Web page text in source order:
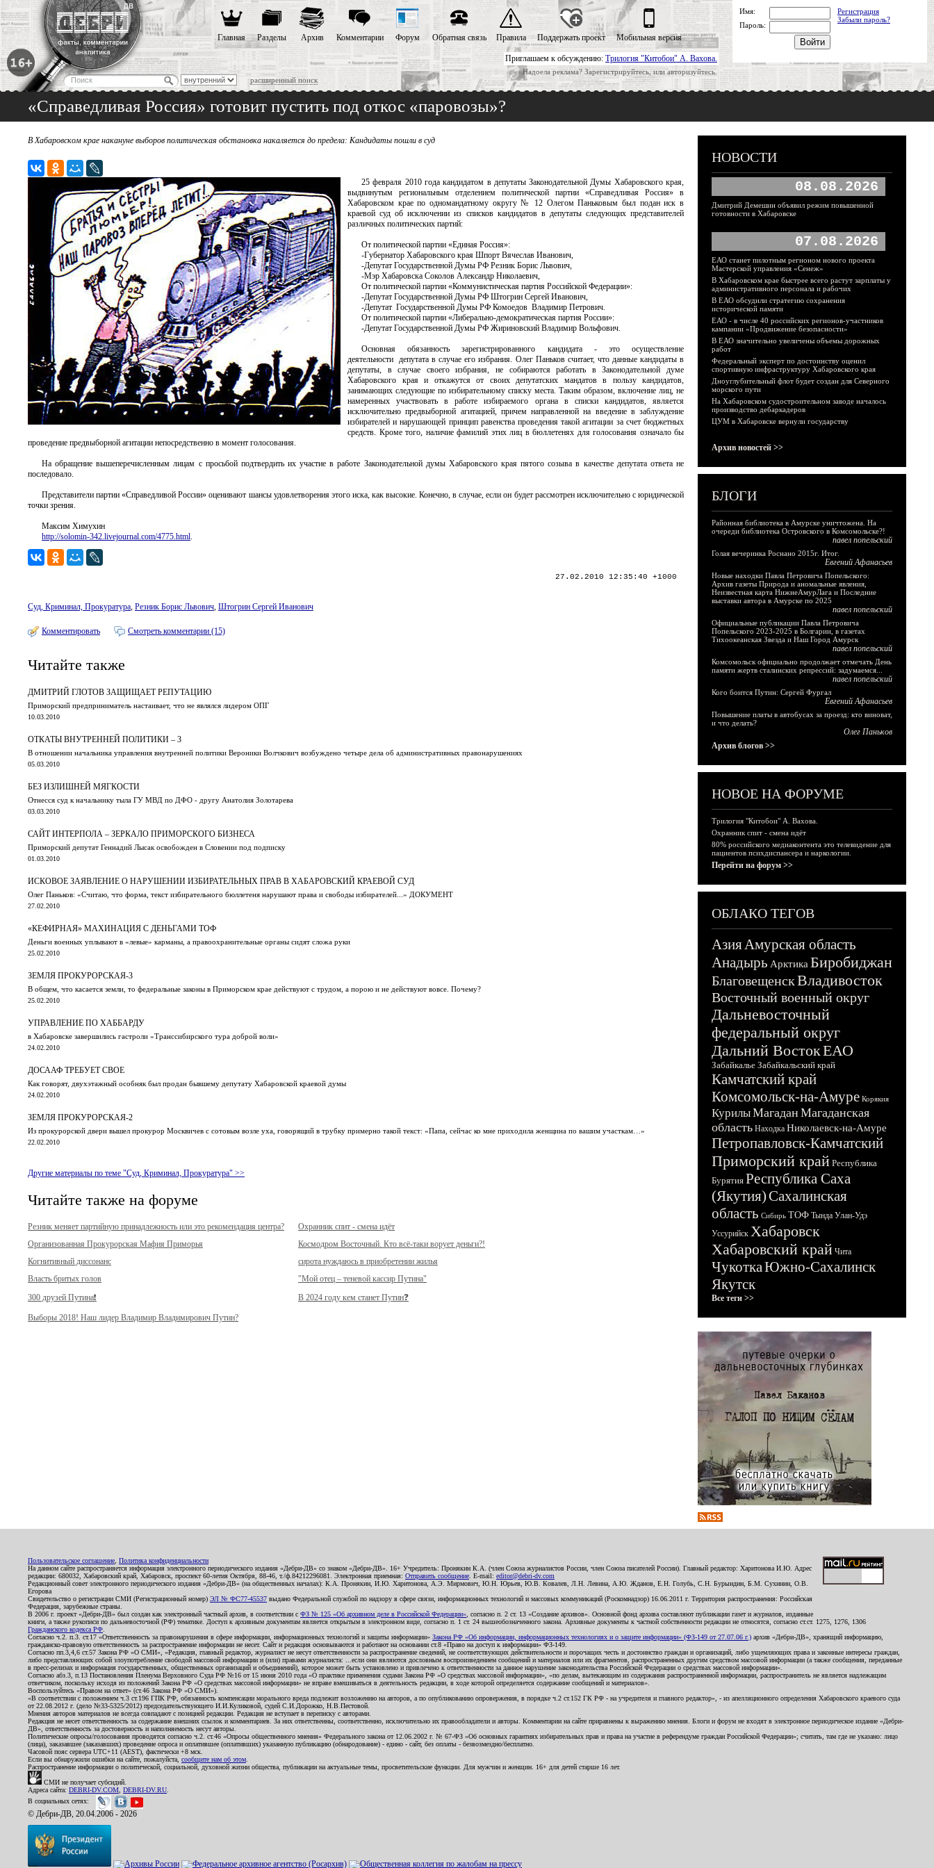
Приглашаем к обсуждению: Трилогия "Китобои" А. Вахова.
Надоела реклама? Зарегистрируйтесь, или авторизуйтесь.
расширенный поиск
Главная Разделы Архив Комментарии Форум Обратная связь Правила Поддержать проект Мобильная версия
Имя:
Регистрация
Забыли пароль?
Пароль:
«Справедливая Россия» готовит пустить под откос «паровозы»?
В Хабаровском крае накануне выборов политическая обстановка накаляется до предела: Кандидаты пошли в суд
25 февраля 2010 года кандидатом в депутаты Законодательной Думы Хабаровского края,
выдвинутым региональным отделением политической партии «Справедливая Россия» в
Хабаровском крае по одномандатному округу № 12 Олегом Паньковым был подан иск в
краевой суд об исключении из списков кандидатов в депутаты следующих представителей
различных политических партий:
От политической партии «Единая Россия»:
-Губернатор Хабаровского края Шпорт Вячеслав Иванович,
-Депутат Государственной Думы РФ Резник Борис Львович,
-Мэр Хабаровска Соколов Александр Николаевич,
От политической партии «Коммунистическая партия Российской Федерации»:
-Депутат Государственной Думы РФ Штогрин Сергей Иванович,
-Депутат Государственной Думы РФ Комоедов Владимир Петрович.
От политической партии «Либерально-демократическая партия России»:
-Депутат Государственной Думы РФ Жириновский Владимир Вольфович.
Основная обязанность зарегистрированного кандидата - это осуществление
деятельности депутата в случае его избрания. Олег Паньков считает, что данные кандидаты в
депутаты, в случае своего избрания, не собираются работать в Законодательной думе
Хабаровского края и откажутся от своих депутатских мандатов в пользу кандидатов,
занимающих следующие по избирательному списку места. Таким образом, включение лиц, не
намеренных участвовать в работе избираемого органа в списки кандидатов, является
исключительно предвыборной агитацией, причем направленной на введение в заблуждение
избирателей и нарушающей принцип равенства проведения такой агитации за счет бюджетных
средств. Кроме того, наличие фамилий этих лиц в бюллетенях для голосования означало бы
проведение предвыборной агитации непосредственно в момент голосования.
На обращение вышеперечисленным лицам с просьбой подтвердить их участие в работе Законодательной думы Хабаровского края пятого созыва в качестве депутата ответа не
последовало.
Представители партии «Справедливой России» оценивают шансы удовлетворения этого иска, как высокие. Конечно, в случае, если он будет рассмотрен исключительно с юридической
точки зрения.
Максим Химухин
http://solomin-342.livejournal.com/4775.html.
27.02.2010 12:35:40 +1000
Суд, Криминал, Прокуратура, Резник Борис Львович, Штогрин Сергей Иванович
Комментировать Смотреть комментарии (15)
Читайте также
ДМИТРИЙ ГЛОТОВ ЗАЩИЩАЕТ РЕПУТАЦИЮ
Приморский предприниматель настаивает, что не являлся лидером ОПГ
10.03.2010
ОТКАТЫ ВНУТРЕННЕЙ ПОЛИТИКИ – 3
В отношении начальника управления внутренней политики Вероники Волчкович возбуждено четыре дела об административных правонарушениях
05.03.2010
БЕЗ ИЗЛИШНЕЙ МЯГКОСТИ
Отнесся суд к начальнику тыла ГУ МВД по ДФО - другу Анатолия Золотарева
03.03.2010
САЙТ ИНТЕРПОЛА – ЗЕРКАЛО ПРИМОРСКОГО БИЗНЕСА
Приморский депутат Геннадий Лысак освобожден в Словении под подписку
01.03.2010
ИСКОВОЕ ЗАЯВЛЕНИЕ О НАРУШЕНИИ ИЗБИРАТЕЛЬНЫХ ПРАВ В ХАБАРОВСКИЙ КРАЕВОЙ СУД
Олег Паньков: «Считаю, что форма, текст избирательного бюллетеня нарушают права и свободы избирателей...» ДОКУМЕНТ
27.02.2010
«КЕФИРНАЯ» МАХИНАЦИЯ С ДЕНЬГАМИ ТОФ
Деньги военных уплывают в «левые» карманы, а правоохранительные органы сидят сложа руки
25.02.2010
ЗЕМЛЯ ПРОКУРОРСКАЯ-3
В общем, что касается земли, то федеральные законы в Приморском крае действуют с трудом, а порою и не действуют вовсе. Почему?
25.02.2010
УПРАВЛЕНИЕ ПО ХАББАРДУ
в Хабаровске завершились гастроли «Транссибирского тура доброй воли»
24.02.2010
ДОСААФ ТРЕБУЕТ СВОЕ
Как говорят, двухэтажный особняк был продан бывшему депутату Хабаровской краевой думы
24.02.2010
ЗЕМЛЯ ПРОКУРОРСКАЯ-2
Из прокурорской двери вышел прокурор Москвичев с сотовым возле уха, говорящий в трубку примерно такой текст: «Папа, сейчас ко мне приходила женщина по вашим участкам…»
22.02.2010
Другие материалы по теме "Суд, Криминал, Прокуратура" >>
Читайте также на форуме
Резник меняет партийную принадлежность или это рекомендация центра?
Охранник спит - смена идёт
Организованная Прокурорская Мафия Приморья
Космодром Восточный. Кто всё-таки ворует деньги?!
Когнитивный диссонанс
сирота нуждаюсь в приобретении жилья
Власть бритых голов
"Мой отец – теневой кассир Путина"
300 друзей Путина❗️
В 2024 году кем станет Путин❓
Выборы 2018! Наш лидер Владимир Владимирович Путин?
НОВОСТИ
08.08.2026
Дмитрий Демешин объявил режим повышенной
готовности в Хабаровске
07.08.2026
ЕАО станет пилотным регионом нового проекта
Мастерской управления «Сенеж»
В Хабаровском крае быстрее всего растут зарплаты у
административного персонала и рабочих
В ЕАО обсудили стратегию сохранения
исторической памяти
ЕАО - в числе 40 российских регионов-участников
кампании «Продвижение безопасности»
В ЕАО значительно увеличены объемы дорожных
работ
Федеральный эксперт по достоинству оценил
спортивную инфраструктуру Хабаровского края
Дноуглубительный флот будет создан для Северного
морского пути
На Хабаровском судостроительном заводе началось
производство дебаркадеров
ЦУМ в Хабаровске вернули государству
Архив новостей >>
БЛОГИ
Районная библиотека в Амурске уничтожена. На
очереди библиотека Островского в Комсомольске?!
павел попельский
Голая вечеринка Роснано 2015г. Итог.
Евгений Афанасьев
Новые находки Павла Петровича Попельского:
Архив газеты Природа и аномальные явления,
Неизвестная карта НижнеАмурЛага и Последние
выставки автора в Амурске по 2025
павел попельский
Официальные публикации Павла Петровича
Попельского 2023-2025 в Болгарии, в газетах
Тихоокеанская Звезда и Наш Город Амурск
павел попельский
Комсомольск официально продолжает отмечать День
памяти жертв сталинских репрессий: задумаемся...
павел попельский
Кого боится Путин: Сергей Фургал
Евгений Афанасьев
Повышение платы в автобусах за проезд: кто виноват,
и что делать?
Олег Паньков
Архив блогов >>
НОВОЕ НА ФОРУМЕ
Трилогия "Китобои" А. Вахова.
Охранник спит - смена идёт
80% российского медиаконтента это телевидение для
пациентов психдиспансера и наркологии.
Перейти на форум >>
ОБЛАКО ТЕГОВ
АзияАмурская область
Анадырь Арктика Биробиджан
БлаговещенскВладивосток
Восточный военный округ
Дальневосточный
федеральный округ
Дальний ВостокЕАО
Забайкалье Забайкальский край
Камчатский край
Комсомольск-на-Амуре Корякия
КурилыМагадан Магаданская
область Находка Николаевск-на-Амуре
Петропавловск-Камчатский
Приморский край Республика
Бурятия Республика Саха
(Якутия)Сахалинская
область Сибирь ТОФ Тында Улан-Удэ
Уссурийск Хабаровск
Хабаровский край Чита
ЧукоткаЮжно-Сахалинск
Якутск
Все теги >>
Пользовательское соглашение Политика конфиденциальности
На данном сайте распространяется информация электронного периодического издания «Дебри-ДВ» со знаком «Дебри-ДВ». 16+ Учредитель: Пронякин К.А. (член Союза журналистов России, член Союза писателей России). Главный редактор: Харитонова И.Ю. Адрес
редакции: 680032, Хабаровский край, Хабаровск, проспект 60-летия Октября, 88-46, т./ф.84212296081. Электронная приемная: Отправить сообщение . E-mail: editor@debri-dv.com
Редакционный совет электронного периодического издания «Дебри-ДВ» (на общественных началах): К.А. Пронякин, И.Ю. Харитонова, А.Э. Мирмович, Ю.Н. Юрьев, Ю.В. Ковалев, Л.Н. Левина, А.Ю. Жданов, Е.Н. Голубь, С.Н. Бурындин, Б.М. Сухинин, О.В.
Егорова
Свидетельство о регистрации СМИ (Регистрационный номер) ЭЛ № ФС77-45537 выдано Федеральной службой по надзору в сфере связи, информационных технологий и массовых коммуникаций (Роскомнадзор) 16.06.2011 г. Территория распространения: Российская
Федерация, зарубежные страны.
В 2006 г. проект «Дебри-ДВ» был создан как электронный частный архив, в соответствии с ФЗ № 125 «Об архивном деле в Российской Федерации» , согласно п. 2 ст. 13 «Создание архивов». Основной фонд архива составляют публикации газет и журналов, изданные
книги, а также рукописи по дальневосточной (РФ) тематике. Доступ к архивным документам является открытым в электронном виде, согласно п. 1 ст. 24 вышеобозначенного закона. Архивные документы к частной собственности редакции не относятся, согласно ст.ст. 1275, 1276, 1306
Гражданского кодекса РФ
Согласно ч.2. п.3. ст.17 «Ответственность за правонарушения в сфере информации, информационных технологий и защиты информации» Закона РФ «Об информации, информационных технологиях и о защите информации» (ФЗ-149 от 27.07.06 г.) архив «Дебри-ДВ», хранящий информацию,
гражданско-правовую ответственность за распространение информации не несет. Сайт и редакция основываются и работают на основании ст.8 «Право на доступ к информации» ФЗ-149.
Согласно пп.3,4,6 ст.57 Закона РФ «О СМИ», «Редакция, главный редактор, журналист не несут ответственности за распространение сведений, не соответствующих действительности и порочащих честь и достоинство граждан и организаций, либо ущемляющих права и законные интересы граждан,
либо представляющих собой злоупотребление свободой массовой информации и (или) правами журналиста: ...если они являются дословным воспроизведением сообщений и материалов или их фрагментов, распространенных другим средством массовой информации (а также сообщения, переданные
в пресс-релизах и информация государственных, общественных организаций и объединений), которое может быть установлено и привлечено к ответственности за данное нарушение законодательства Российской Федерации о средствах массовой информации».
Согласно абз.3, п.13 Постановления Пленума Верховного Суда РФ №16 от 15 июня 2010 года «О практике применения судами Закона РФ «О средствах массовой информации», «по делам, вытекающим из содержания распространенной информации, распространитель не является надлежащим
ответчиком, поскольку исходя из положений Закона РФ «О средствах массовой информации» не вправе вмешиваться в деятельность редакции, в ходе которой определяется содержание сообщений и материалов».
Воспользуйтесь «Правом на ответ» (ст.46 Закона РФ «О СМИ»).
«В соответствии с положением ч.3 ст.196 ГПК РФ, обязанность компенсации морального вреда подлежит возложению на авторов, а по опубликованию опровержения, в порядке ч.2 ст.152 ГК РФ - на учредителя и главного редактор», - из апелляционного определения Хабаровского краевого суда
от 22.08.2012 г. (дело №33-5325/2012) председательствующего И.И.Куликовой, судей С.И.Дорожко, Н.В.Пестовой.
Мнения авторов материалов не всегда совпадают с позицией редакции. Редакция не вступает в переписку с авторами.
Редакция не несет ответственность за содержание внешних ссылок и комментариев. За них ответственны, соответственно, исключительно их правообладатели и авторы. Комментарии на сайте приравнены к выражению мнения. Блоги и форум не входят в электронное периодическое издание «Дебри-
ДВ», ответственность за достоверность и наполняемость несут авторы.
Политические опросы/голосования проводятся согласно ч.2. ст.46 «Опросы общественного мнения» Федерального закона от 12.06.2002 г. № 67-ФЗ «Об основных гарантиях избирательных прав и права на участие в референдуме граждан Российской Федерации»; считать, там где не указано: лицо
(лица), заказавшее (заказавших) проведение опроса и оплатившее (оплативших) указанную публикацию (обнародование) - едино - сайт, без оплаты - безвозмездно/бесплатно.
Часовой пояс сервера UTC+11 (AEST), фактически +8 мск.
Если вы обнаружили ошибки на сайте, пожалуйста, сообщите нам об этом
Распространение информации о политической, социальной, духовной жизни общества, публикации на актуальные темы, просветительские функции. Для мужчин и женщин. 16+ для детей старше 16 лет.
СМИ не получает субсидий.
Адреса сайта: DEBRI-DV.COM DEBRI-DV.RU
В социальных сетях:
© Дебри-ДВ, 20.04.2006 - 2026